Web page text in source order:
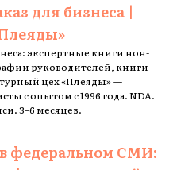
для бизнеса |
экспертные книги нон-
руководителей, книги
цех «Плеяды» —
с опытом с 1996 года. NDA.
3–6 месяцев.
федеральном СМИ: